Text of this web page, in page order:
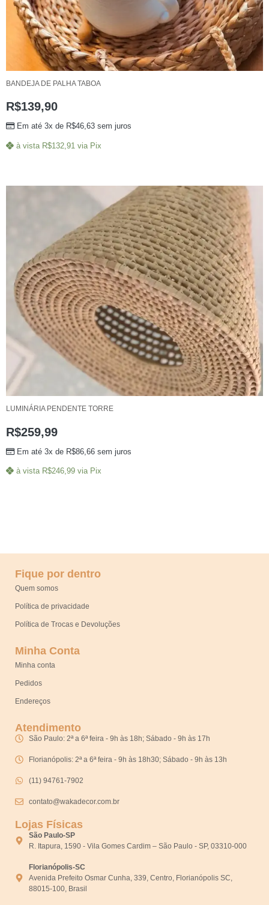
BANDEJA DE PALHA TABOA
R$139,90
Em até 3x de R$46,63 sem juros
à vista R$132,91 via Pix
LUMINÁRIA PENDENTE TORRE
R$259,99
Em até 3x de R$86,66 sem juros
à vista R$246,99 via Pix
Fique por dentro
Quem somos
Política de privacidade
Política de Trocas e Devoluções
Minha Conta
Minha conta
Pedidos
Endereços
Atendimento
São Paulo: 2ª a 6ª feira - 9h às 18h; Sábado - 9h às 17h
Florianópolis: 2ª a 6ª feira - 9h às 18h30; Sábado - 9h às 13h
(11) 94761-7902
contato@wakadecor.com.br
Lojas Físicas
São Paulo-SP
R. Itapura, 1590 - Vila Gomes Cardim – São Paulo - SP, 03310-000
Florianópolis-SC
Avenida Prefeito Osmar Cunha, 339, Centro, Florianópolis SC,
88015-100, Brasil